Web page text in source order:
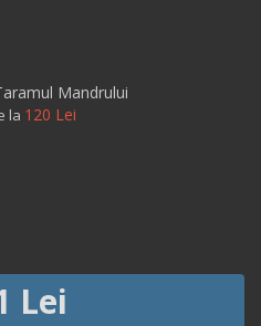
Mandrului
la 120 Lei
Lei